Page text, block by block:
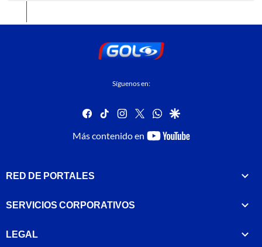
Síguenos en:
facebook
tiktok instagram
twitterwhatsapp
google
Más contenido en
youtube-
RED DE PORTALES
SERVICIOS CORPORATIVOS
LEGAL